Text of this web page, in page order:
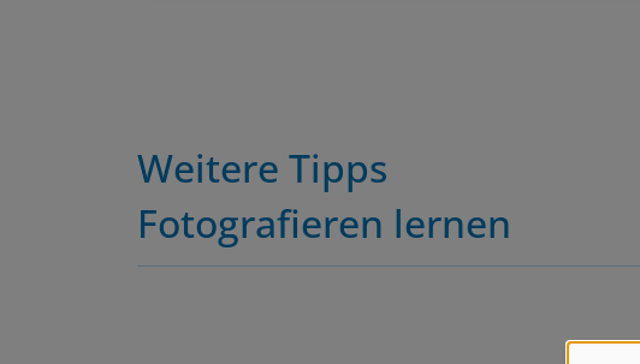
Weitere Tipps
Fotografieren lernen